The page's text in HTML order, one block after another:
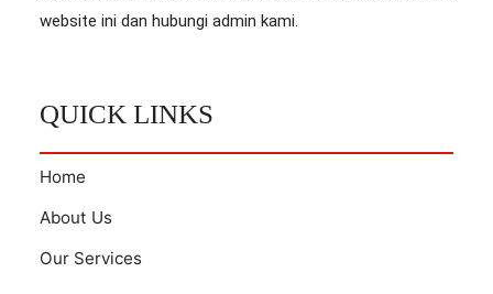
website ini dan hubungi admin kami.
QUICK LINKS
Home
About Us
Our Services